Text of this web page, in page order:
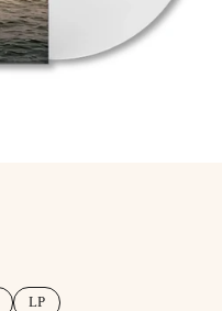
LP